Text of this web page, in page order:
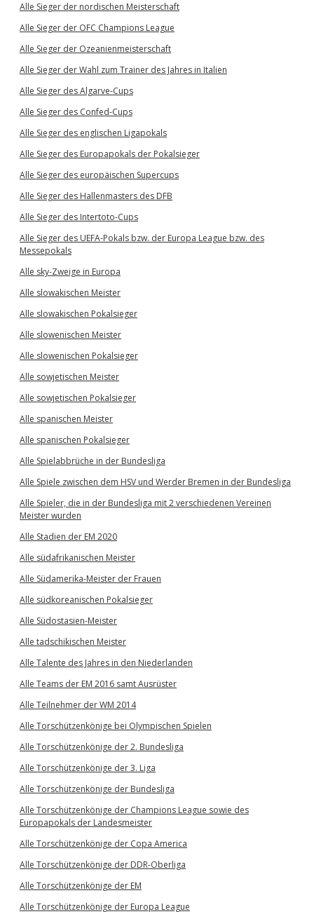
Alle Sieger der nordischen Meisterschaft
Alle Sieger der OFC Champions League
Alle Sieger der Ozeanienmeisterschaft
Alle Sieger der Wahl zum Trainer des Jahres in Italien
Alle Sieger des Algarve-Cups
Alle Sieger des Confed-Cups
Alle Sieger des englischen Ligapokals
Alle Sieger des Europapokals der Pokalsieger
Alle Sieger des europäischen Supercups
Alle Sieger des Hallenmasters des DFB
Alle Sieger des Intertoto-Cups
Alle Sieger des UEFA-Pokals bzw. der Europa League bzw. des
Messepokals
Alle sky-Zweige in Europa
Alle slowakischen Meister
Alle slowakischen Pokalsieger
Alle slowenischen Meister
Alle slowenischen Pokalsieger
Alle sowjetischen Meister
Alle sowjetischen Pokalsieger
Alle spanischen Meister
Alle spanischen Pokalsieger
Alle Spielabbrüche in der Bundesliga
Alle Spiele zwischen dem HSV und Werder Bremen in der Bundesliga
Alle Spieler, die in der Bundesliga mit 2 verschiedenen Vereinen
Meister wurden
Alle Stadien der EM 2020
Alle südafrikanischen Meister
Alle Südamerika-Meister der Frauen
Alle südkoreanischen Pokalsieger
Alle Südostasien-Meister
Alle tadschikischen Meister
Alle Talente des Jahres in den Niederlanden
Alle Teams der EM 2016 samt Ausrüster
Alle Teilnehmer der WM 2014
Alle Torschützenkönige bei Olympischen Spielen
Alle Torschützenkönige der 2. Bundesliga
Alle Torschützenkönige der 3. Liga
Alle Torschützenkönige der Bundesliga
Alle Torschützenkönige der Champions League sowie des
Europapokals der Landesmeister
Alle Torschützenkönige der Copa America
Alle Torschützenkönige der DDR-Oberliga
Alle Torschützenkönige der EM
Alle Torschützenkönige der Europa League